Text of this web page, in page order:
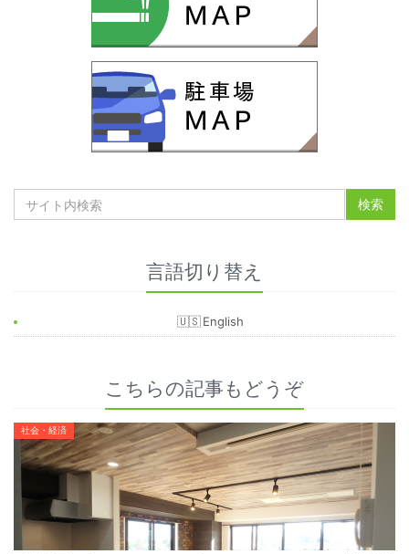
言語切り替え
English
こちらの記事もどうぞ
社会・経済